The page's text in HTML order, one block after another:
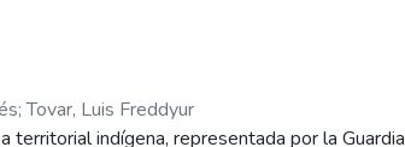
convivencias posibles y deseables
;Tovar, Luis Freddyur
indígena, representada por la Guardia